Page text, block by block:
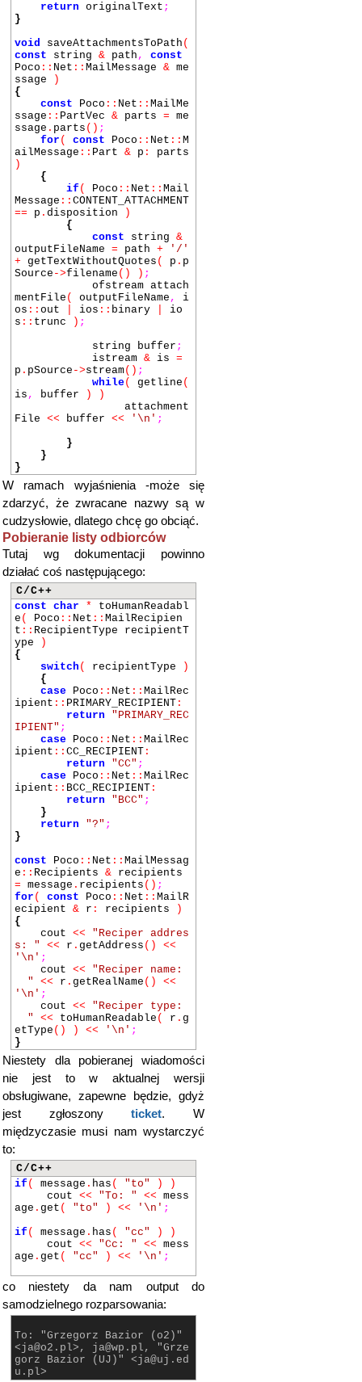
return originalText ;
}
void saveAttachmentsToPath (
const string & path ,
const
Poco :: Net :: MailMessage & me
ssage
)
{
const Poco :: Net :: MailMe
ssage :: PartVec & parts = me
ssage . parts () ;
for ( const Poco :: Net :: M
ailMessage :: Part & p :
parts
)
{
if ( Poco :: Net :: Mail
Message :: CONTENT_ATTACHMENT
== p . disposition
)
{
const string &
outputFileName = path +
'/'
+ getTextWithoutQuotes ( p . p
Source ->filename () ) ;
ofstream attach
mentFile ( outputFileName ,
i
os :: out ios :: binary
io
s :: trunc ) ;
string buffer ;
istream & is =
p . pSource ->stream() ;
while( getline (
is , buffer )
)
attachment
File << buffer << '\n' ;
}
}
}
W ramach wyjaśnienia -może się
zdarzyć, że zwracane nazwy są w
cudzysłowie, dlatego chcę go obciąć.
Pobieranie listy odbiorców
Tutaj wg dokumentacji powinno
działać coś następującego:
C/C++
const char *
toHumanReadabl
e ( Poco :: Net :: MailRecipien
t :: RecipientType recipientT
ype
)
{
switch ( recipientType
)
{
case Poco :: Net :: MailRec
ipient :: PRIMARY_RECIPIENT :
return
"PRIMARY_REC
IPIENT" ;
case Poco :: Net :: MailRec
ipient :: CC_RECIPIENT :
return
"CC" ;
case Poco :: Net :: MailRec
ipient :: BCC_RECIPIENT :
return
"BCC" ;
}
return
"?" ;
}
const Poco :: Net :: MailMessag
e :: Recipients & recipients
= message . recipients () ;
for ( const Poco :: Net :: MailR
ecipient & r : recipients
)
{
cout <<
"Reciper addres
s: "
<< r . getAddress ()
<<
'\n' ;
cout <<
"Reciper name:
"
<< r . getRealName ()
<<
'\n' ;
cout <<
"Reciper type:
"
<< toHumanReadable ( r . g
etType () ) << '\n' ;
}
Niestety dla pobieranej wiadomości
nie jest to w aktualnej wersji
obsługiwane, zapewne będzie, gdyż
jest zgłoszonyticket. W
międzyczasie musi nam wystarczyć
to:
C/C++
if ( message . has ( "to" )
)
cout << "To: " << mess
age . get ( "to" ) << '\n' ;
if ( message . has ( "cc" )
)
cout << "Cc: " << mess
age . get ( "cc" ) << '\n' ;
co niestety da nam output do
samodzielnego rozparsowania:
To: "Grzegorz Bazior (o2)"
<ja@o2.pl>, ja@wp.pl, "Grze
gorz Bazior (UJ)" <ja@uj.ed
u.pl>